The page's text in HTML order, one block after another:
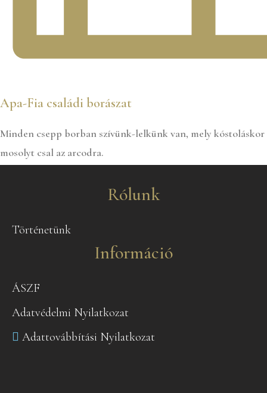
Apa-Fia családi borászat
Minden csepp borban szívünk-lelkünk van, mely kóstoláskor
mosolyt csal az arcodra.
Rólunk
Történetünk
Információ
ÁSZF
Adatvédelmi Nyilatkozat
Adattovábbítási Nyilatkozat